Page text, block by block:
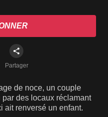
Partager
de noce, un couple
des locaux réclamant
ait renversé un enfant.